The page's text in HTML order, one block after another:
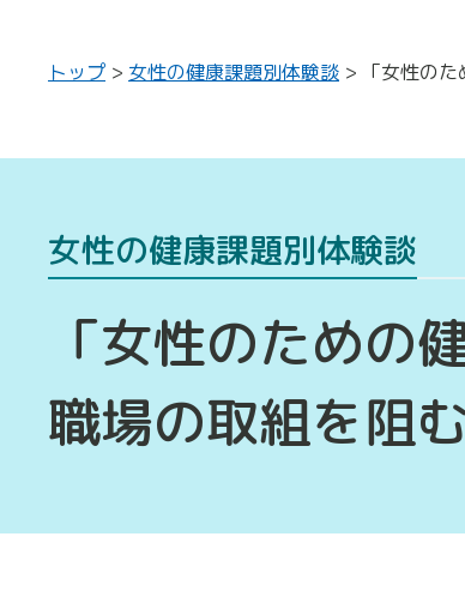
トップ > 女性の健康課題別体験談 > 「女性の
女性の健康課題別体験談
「女性のための
職場の取組を阻